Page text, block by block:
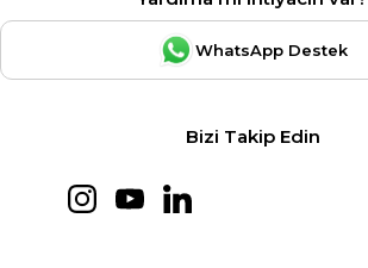
WhatsApp Destek
Bizi Takip Edin